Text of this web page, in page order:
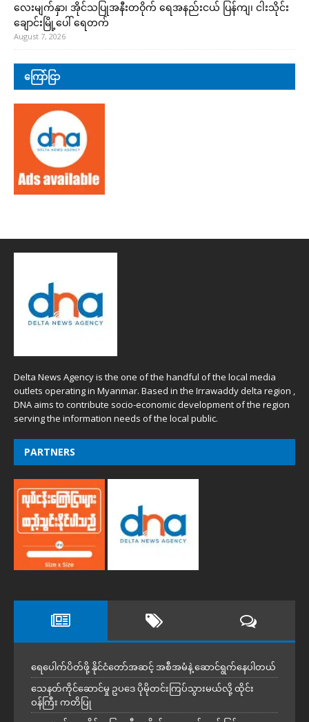
လေးမျက်နှာ၊ အိုင်သပြုအနီးတဝိုက် ရေအနည်းငယ် ပြန်ကျ၊ ငါးသိုင်း
ချောင်းမြို့ပေါ် ရေတက်
August 7, 2026
ကြော်ငြာ
Delta News Agency is the one of the handful of the local media
outlets operating in Myanmar. Based in the Irrawaddy delta region ,
DNA aims to contribute socio-economic development of the region
serving the information needs of the local public.
PARTNERS
ရေပေါက်ပိတ်ဖို့ နိုင်ငံတော်အဆင့် အစီအမံနဲ့ ဆောင်ရွက်နေပါတယ်
သေနတ်ကိုင်ဆောင်မှု ဥပဒေ ပိုမိုတင်းကြပ်သွားမယ်လို့ ထိုင်း
ဝန်ကြီး ကတိပြု